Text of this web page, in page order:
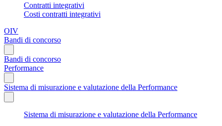
Contratti integrativi
Costi contratti integrativi
OIV
Bandi di concorso
Bandi di concorso
Performance
Sistema di misurazione e valutazione della Performance
Sistema di misurazione e valutazione della Performance